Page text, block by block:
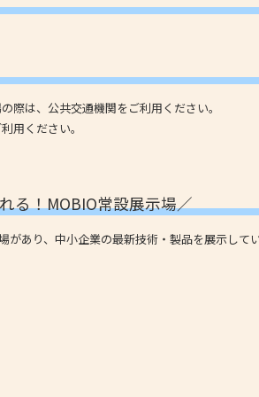
際は、公共交通機関をご利用ください。
用ください。
る！MOBIO常設展示場／
があり、中小企業の最新技術・製品を展示して